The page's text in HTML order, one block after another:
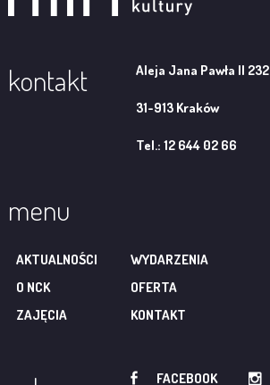
kontakt Aleja Jana Pawła II 232
31-913 Kraków
Tel.: 12 644 02 66
menu
AKTUALNOŚCI
WYDARZENIA
O NCK
OFERTA
ZAJĘCIA
KONTAKT
FACEBOOK